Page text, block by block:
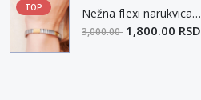
TOP Nežna flexi narukvica sa magnetima i elementima u boji zlata i bakrom M
3,000.00 1,800.00 RSD